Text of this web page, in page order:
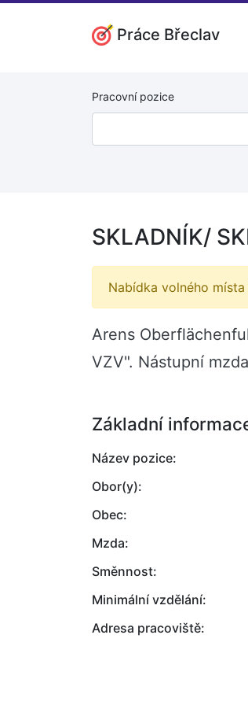
Práce Břeclav
Pracovní pozice
SKLADNÍK/
Nabídka volného
Arens
VZV". Nástupní
Základní
Název pozice:
Obor(y):
Obec:
Mzda:
Směnnost:
Minimální vzdělání:
Adresa pracoviště: